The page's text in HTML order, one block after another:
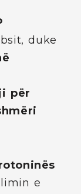
duke
për
e